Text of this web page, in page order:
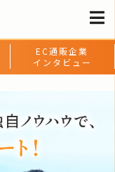
EC通販企業
インタビュー